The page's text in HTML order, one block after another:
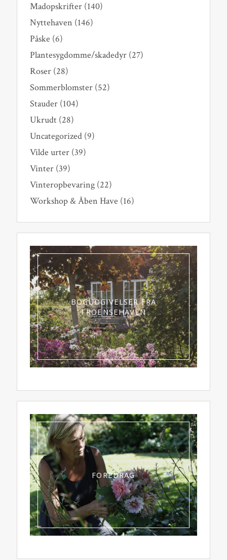
Madopskrifter(140)
Nyttehaven (146)
Påske (6)
Plantesygdomme/skadedyr(27)
Roser(28)
Sommerblomster(52)
Stauder(104)
Ukrudt(28)
Uncategorized(9)
Vilde urter(39)
Vinter(39)
Vinteropbevaring(22)
Workshop & Åben Have (16)
BOGUDGIVELSER FRA
TROENSEHAVEN
FOREDRAG